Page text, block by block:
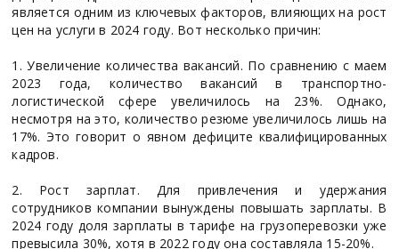
является одним из ключевых факторов, влияющих на рост
цен на услуги в 2024 году. Вот несколько причин:
1. Увеличение количества вакансий. По сравнению с маем
2023 года, количество вакансий в транспортно-
логистической сфере увеличилось на 23%. Однако,
несмотря на это, количество резюме увеличилось лишь на
17%. Это говорит о явном дефиците квалифицированных
кадров.
2. Рост зарплат. Для привлечения и удержания
сотрудников компании вынуждены повышать зарплаты. В
2024 году доля зарплаты в тарифе на грузоперевозки уже
превысила 30%, хотя в 2022 году она составляла 15-20%.